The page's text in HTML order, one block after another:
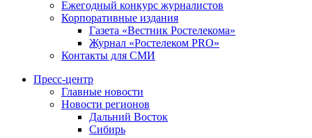
Ежегодный конкурс журналистов
Корпоративные издания
Газета «Вестник Ростелекома»
Журнал «Ростелеком PRO»
Контакты для СМИ
Пресс-центр
Главные новости
Новости регионов
Дальний Восток
Сибирь